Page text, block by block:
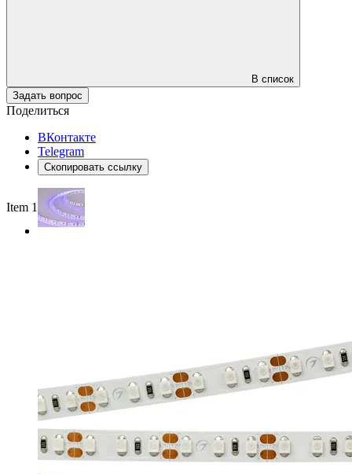
В список
Задать вопрос
Поделиться
ВКонтакте
Telegram
Скопировать ссылку
Item 1 of 2